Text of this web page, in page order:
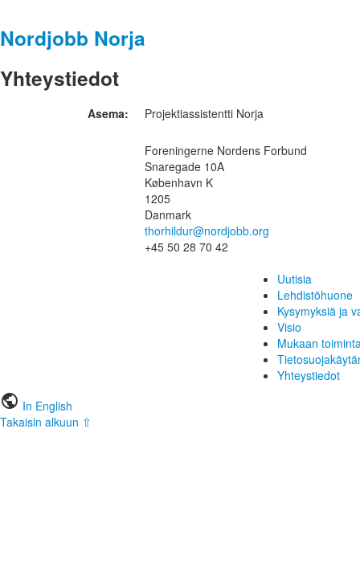
Nordjobb Norja
Yhteystiedot
Asema: Projektiassistentti Norja
Foreningerne Nordens Forbund
Snaregade 10A
København K
1205
Danmark
thorhildur@nordjobb.org
+45 50 28 70 42
Uutisia
Lehdistöhuone
Kysymyksiä ja
Visio
Mukaan
Yhteystiedot
public In English
Takaisin alkuun ⇧